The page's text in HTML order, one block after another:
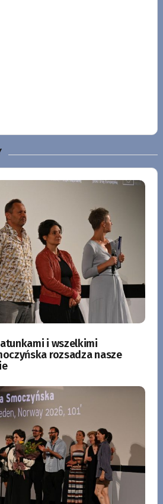
i wszelkimi
rozsadza nasze